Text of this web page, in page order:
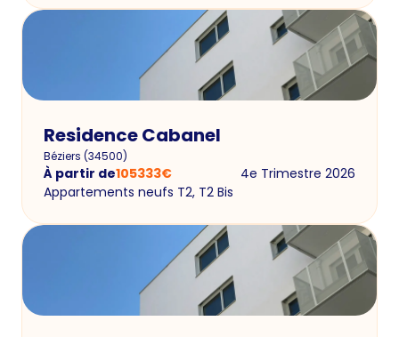
Residence Cabanel
Béziers (34500)
À partir de105333€
4e Trimestre 2026
Appartements neufs T2, T2 Bis